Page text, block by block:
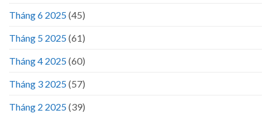
Tháng 6 2025(45)
Tháng 5 2025(61)
Tháng 4 2025(60)
Tháng 3 2025(57)
Tháng 2 2025(39)